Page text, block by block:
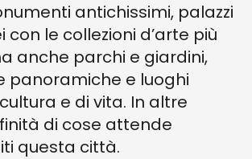
antichissimi, palazzi
con le collezioni d’arte più
anche parchi e giardini,
panoramiche e luoghi
e di vita. In altre
di cose attende
questa città.